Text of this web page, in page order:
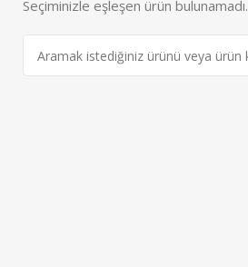
Seçiminizle eşleşen ürün bulunamadı.